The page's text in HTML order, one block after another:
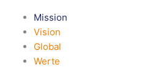
Mission
Vision
Global
Werte